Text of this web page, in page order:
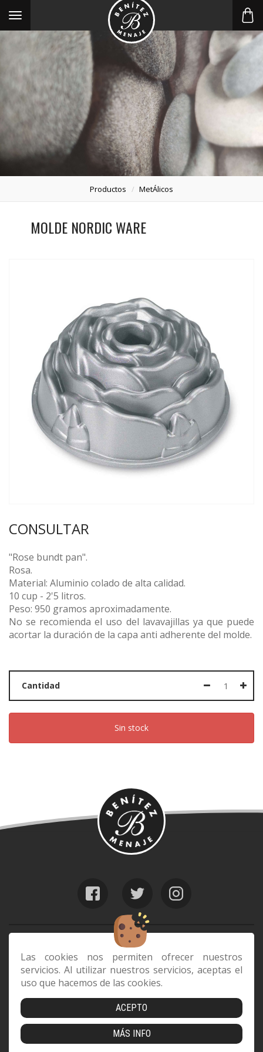
Las cookies nos permiten ofrecer nuestros
servicios. Al utilizar nuestros servicios, aceptas el
uso que hacemos de las cookies.
ACEPTO
MÁS INFO
Toggle
navigation
Productos MetÁlicos
MOLDE NORDIC WARE
CONSULTAR
"Rose bundt pan".
Rosa.
Material: Aluminio colado de alta calidad.
10 cup - 2'5 litros.
Peso: 950 gramos aproximadamente.
No se recomienda el uso del lavavajillas ya que puede
acortar la duración de la capa anti adherente del molde.
Cantidad
Sin stock
web@benitezmenaje.com
C/ Barcelona 29, 35006 Las Palmas de
Gran Canaria
Envíos|Devoluciones|Cookies|Aviso Legal|Política de
Privacidad|Condiciones de compra